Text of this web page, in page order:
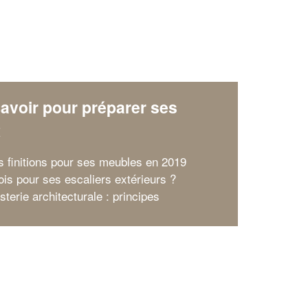
pour préparer ses
finitions pour ses meubles en 2019
pour ses escaliers extérieurs ?
architecturale : principes